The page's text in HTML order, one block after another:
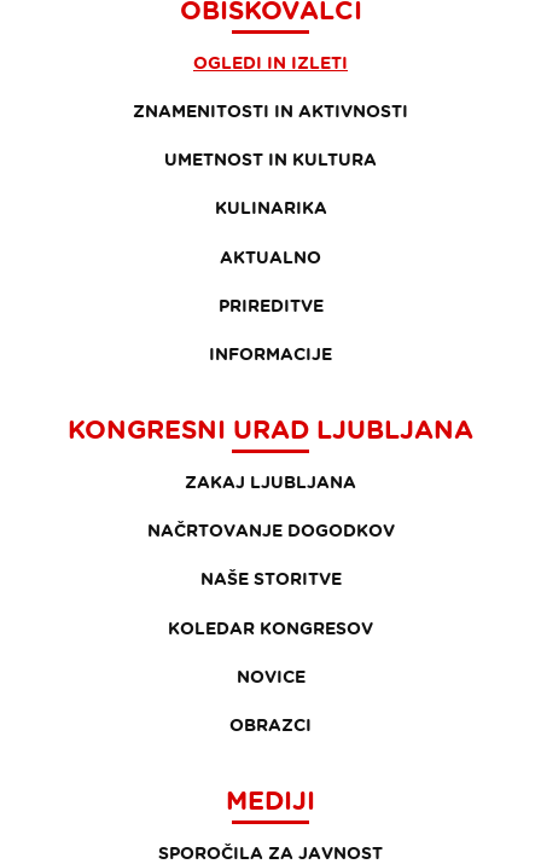
OBISKOVALCI
OGLEDI IN IZLETI
ZNAMENITOSTI IN AKTIVNOSTI
UMETNOST IN KULTURA
KULINARIKA
AKTUALNO
PRIREDITVE
INFORMACIJE
KONGRESNI URAD LJUBLJANA
ZAKAJ LJUBLJANA
NAČRTOVANJE DOGODKOV
NAŠE STORITVE
KOLEDAR KONGRESOV
NOVICE
OBRAZCI
MEDIJI
SPOROČILA ZA JAVNOST